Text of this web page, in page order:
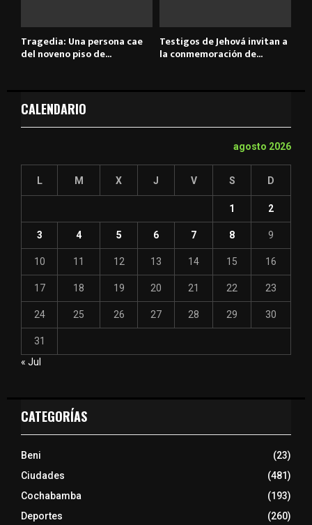
Tragedia: Una persona cae
del noveno piso de...
Testigos de Jehová invitan a
la conmemoración de...
CALENDARIO
agosto 2026
L M X J V S D
1 2
3 4 5 6 7 8 9
10 11 12 13 14 15 16
17 18 19 20 21 22 23
24 25 26 27 28 29 30
31
« Jul
CATEGORÍAS
Beni
(23)
Ciudades
(481)
Cochabamba
(193)
Deportes
(260)